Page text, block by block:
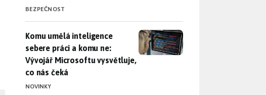
BEZPEČNOST
Komu umělá inteligence sebere práci a komu ne: Vývojář
Komu umělá inteligence
sebere práci a komu ne:
Vývojář Microsoftu vysvětluje,
co nás čeká
NOVINKY